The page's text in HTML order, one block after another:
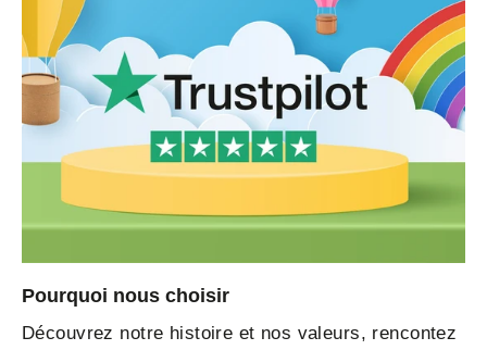
Pourquoi nous choisir
Découvrez notre histoire et nos valeurs, rencontez